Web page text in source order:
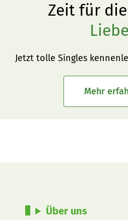
Zeit für die
Jetzt tolle Singles
Mehr
Über uns